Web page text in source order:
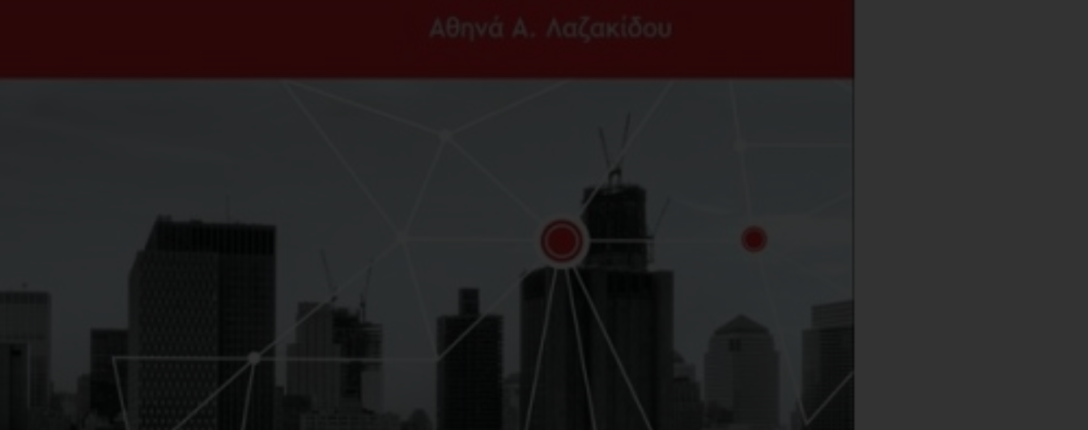
Γλώσσα
Εσωτερικό Βιβλίου
Ασπρόμαυρο
Σελίδες
ISBN
Βάρος